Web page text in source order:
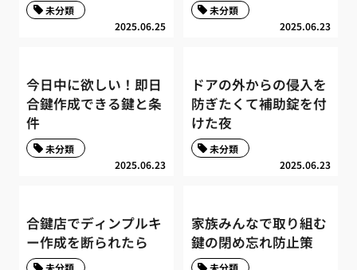
2025.06.25
未分類
2025.06.23
未分類
今日中に欲しい！即日
合鍵作成できる鍵と条
件
2025.06.23
未分類
ドアの外からの侵入を
防ぎたくて補助錠を付
けた夜
2025.06.23
未分類
合鍵店でディンプルキ
ー作成を断られたら
家族みんなで取り組む
鍵の閉め忘れ防止策